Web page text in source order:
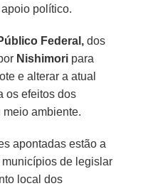
político.
Federal, dos
Nishimori para
e alterar a atual
os efeitos dos
ambiente.
apontadas estão a
de legislar
local dos